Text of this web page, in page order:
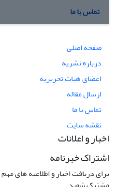
تماس با ما
صفحه اصلی
درباره نشریه
اعضای هیات تحریریه
ارسال مقاله
تماس با ما
نقشه سایت
اخبار و اعلانات
اشتراک خبرنامه
برای دریافت اخبار و اطلاعیه های